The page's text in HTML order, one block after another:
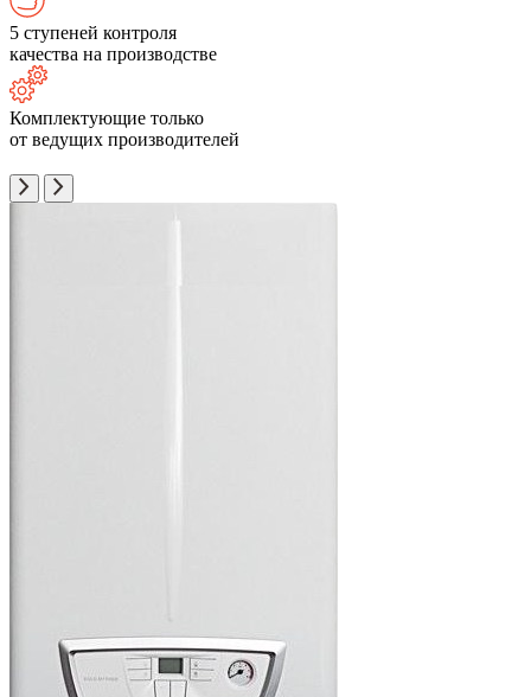
5 ступеней контроля
качества на производстве
Комплектующие только
от ведущих производителей